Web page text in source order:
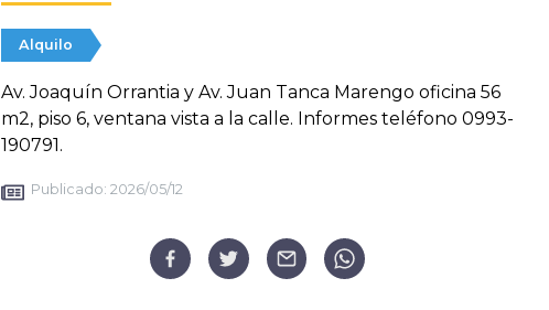
Alquilo
Av. Joaquín Orrantia y Av. Juan Tanca Marengo oficina 56
m2, piso 6, ventana vista a la calle. Informes teléfono 0993-
190791.
Publicado: 2026/05/12